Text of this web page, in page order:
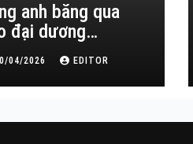
anh băng qua
đại dương…
04/2026 EDITOR